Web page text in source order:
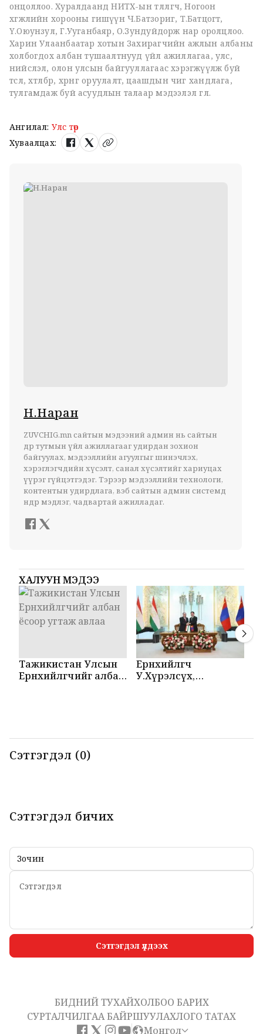
онцоллоо. Хуралдаанд НИТХ-ын төлөөлөгч, Ногоон
хөгжлийн хорооны гишүүн Ч.Батзориг, Т.Батцогт,
Ү.Оюунзул, Г.Ууганбаяр, О.Зундуйдорж нар оролцлоо.
Харин Улаанбаатар хотын Захирагчийн ажлын албаны
холбогдох албан тушаалтнууд үйл ажиллагаа, улс,
нийслэл, олон улсын байгууллагаас хэрэгжүүлж буй
төсөл, хөтөлбөр, хөрөнгө оруулалт, цаашдын чиг хандлага,
тулгамдаж буй асуудлын талаар мэдээлэл өглөө.
Ангилал: Улс төр
Хуваалцах:
Н.Наран
ZUVCHIG.mn сайтын мэдээний админ нь сайтын
өдөр тутмын үйл ажиллагааг удирдан зохион
байгуулах, мэдээллийн агуулгыг шинэчлэх,
хэрэглэгчдийн хүсэлт, санал хүсэлтийг хариуцах
үүрэг гүйцэтгэдэг. Тэрээр мэдээллийн технологи,
контентын удирдлага, вэб сайтын админ системд
өндөр мэдлэг, чадвартай ажилладаг.
ХАЛУУН МЭДЭЭ
Тажикистан Улсын
Ерөнхийлөгчийг албан
Ерөнхийлөгч
У.Хүрэлсүх,
Сэтгэгдэл (0)
Сэтгэгдэл бичих
Сэтгэгдэл үлдээх
БИДНИЙ ТУХАЙХОЛБОО БАРИХ
СУРТАЛЧИЛГАА БАЙРШУУЛАХЛОГО ТАТАХ
Монгол